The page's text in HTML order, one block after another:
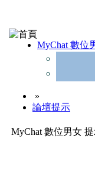
MyChat 數位
»
論壇提示
MyChat 數位男女